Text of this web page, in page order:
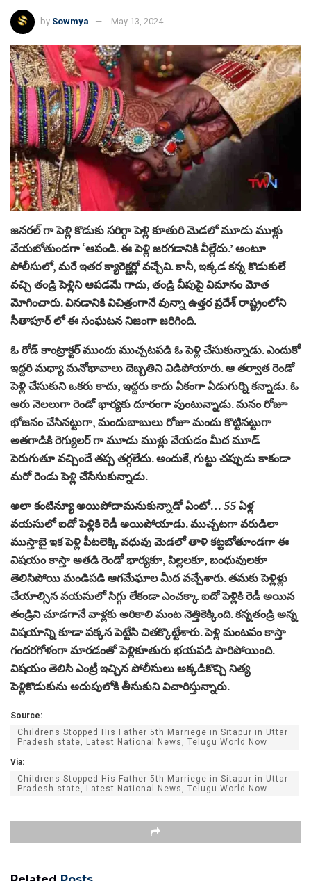
by Sowmya May 13, 2024
జనరల్ గా పెళ్లి కొడుకు సరిగ్గా పెళ్లి కూతురి మెడలో మూడు ముళ్లు
వేయబోతుండగా ‘ఆపండి. ఈ పెళ్లి జరగడానికి వీల్లేదు.’ అంటూ
పోలీసులో, మరే ఇతర క్యారెక్టర్లో వచ్చేవి. కానీ, ఇక్కడ కన్న కొడుకులే
వచ్చి తండ్రి పెళ్లిని ఆపడమే గాదు, తండ్రి వీపుపై విమానం మోత
మోగించారు. వినడానికి విచిత్రంగానే వున్నా ఉత్తర ప్రదేశ్ రాష్ట్రంలోని
సీతాపూర్ లో ఈ సంఘటన నిజంగా జరిగింది.
ఓ రోడ్ కాంట్రాక్టర్ ముందు ముచ్చటపడి ఓ పెళ్లి చేసుకున్నాడు. ఎందుకో
ఇద్దరి మధ్యా మనోభావాలు దెబ్బతిని విడిపోయారు. ఆ తర్వాత రెండో
పెళ్లి చేసుకుని ఒకరు కాదు, ఇద్దరు కాదు ఏకంగా ఏడుగుర్ని కన్నాడు. ఓ
ఆరు నెలలుగా రెండో భార్యకు దూరంగా వుంటున్నాడు. మనం రోజూ
భోజనం చేసినట్టుగా, మందుబాబులు రోజూ మందు కొట్టినట్టుగా
అతగాడికి రెగ్యులర్ గా మూడు ముళ్లు వేయడం మీద మూడ్
పెరుగుతూ వచ్చిందే తప్ప తగ్గలేదు. అందుకే, గుట్టు చప్పుడు కాకండా
మరో రెండు పెళ్లి చేసేసుకున్నాడు.
అలా కంటిన్యూ అయిపోదామనుకున్నాడో ఏంటో… 55 ఏళ్ల
వయసులో ఐదో పెళ్లికి రెడీ అయిపోయాడు. ముచ్చటగా వరుడిలా
ముస్తాబై ఇక పెళ్లి పీటలెక్కి వధువు మెడలో తాళి కట్టబోతూండగా ఈ
విషయం కాస్తా అతడి రెండో భార్యకూ, పిల్లలకూ, బంధువులకూ
తెలిసిపోయి మండిపడి ఆగమేఘాల మీద వచ్చేశారు. తమకు పెళ్లిళ్లు
చేయాల్సిన వయసులో సిగ్గు లేకండా ఎంచక్కా ఐదో పెళ్లికి రెడీ అయిన
తండ్రిని చూడగానే వాళ్లకు అరికాలి మంట నెత్తికెక్కింది. కన్నతండ్రి అన్న
విషయాన్ని కూడా పక్కన పెట్టేసి చితక్కొట్టేశారు. పెళ్లి మంటపం కాస్తా
గందరగోళంగా మారడంతో పెళ్లికూతురు భయపడి పారిపోయింది.
విషయం తెలిసి ఎంట్రీ ఇచ్చిన పోలీసులు అక్కడికొచ్చి నిత్య
పెళ్లికొడుకును అదుపులోకి తీసుకుని విచారిస్తున్నారు.
Source:
Childrens Stopped His Father 5th Marriege in Sitapur in Uttar
Pradesh state, Latest National News, Telugu World Now
Via:
Childrens Stopped His Father 5th Marriege in Sitapur in Uttar
Pradesh state, Latest National News, Telugu World Now